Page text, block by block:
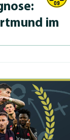
im